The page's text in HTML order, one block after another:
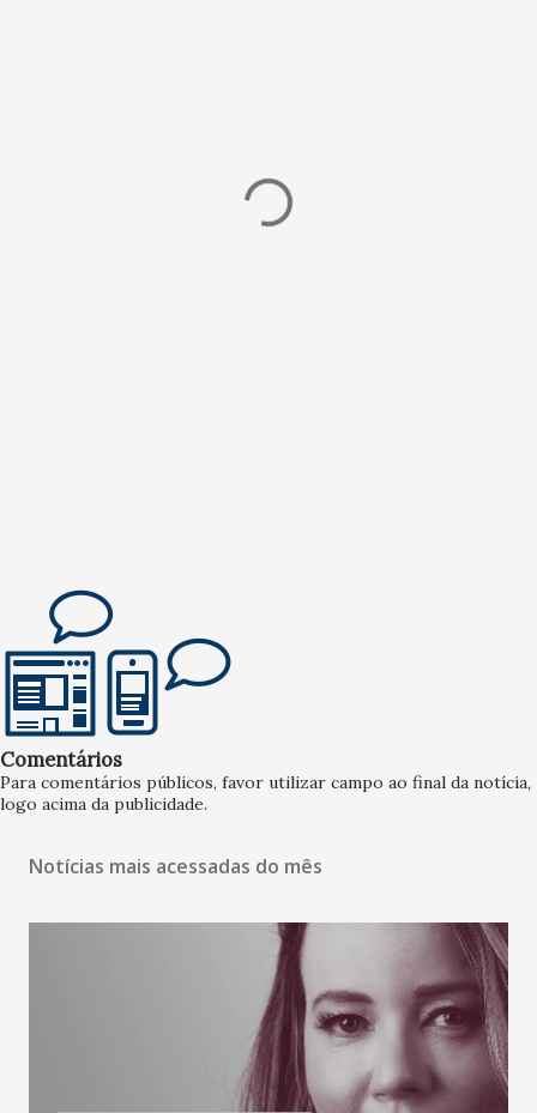
Comentários
Para comentários públicos, favor utilizar campo ao final da notícia,
logo acima da publicidade.
Notícias mais acessadas do mês